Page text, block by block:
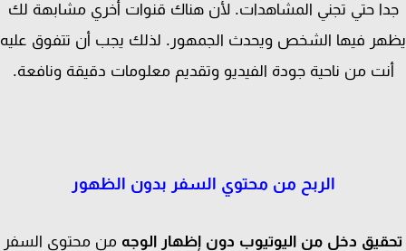
حتي تجني المشاهدات. لأن هناك قنوات أخري مشابهة لك
فيها الشخص ويحدث الجمهور. لذلك يجب أن تتفوق عليه
من ناحية جودة الفيديو وتقديم معلومات دقيقة ونافعة.
الربح من محتوي السفر بدون الظهور
دخل من اليوتيوب دون إظهار الوجهمن محتوي السفر